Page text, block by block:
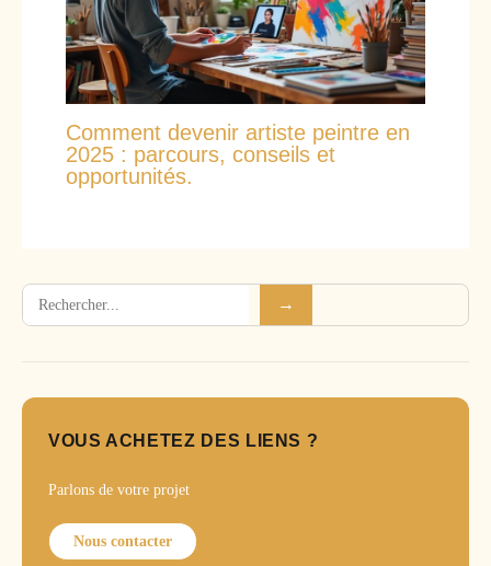
Comment devenir artiste peintre en
2025 : parcours, conseils et
opportunités.
Rechercher →
VOUS ACHETEZ DES LIENS ?
Parlons de votre projet
Nous contacter